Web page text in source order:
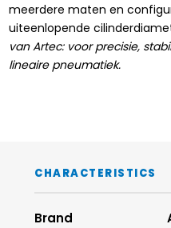
meerdere maten en
uiteenlopende
van Artec: voor precisie,
lineaire pneumatiek.
CHARACTERISTICS
Brand